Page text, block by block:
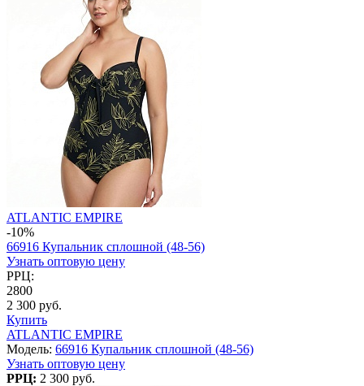
ATLANTIC EMPIRE
-10%
66916 Купальник сплошной (48-56)
Узнать оптовую цену
РРЦ:
2800
2 300 руб.
Купить
ATLANTIC EMPIRE
Модель: 66916 Купальник сплошной (48-56)
Узнать оптовую цену
РРЦ: 2 300 руб.